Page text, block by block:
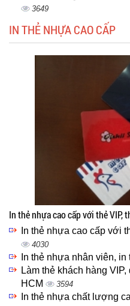
3649
IN THẺ NHỰA CAO CẤP
In thẻ nhựa cao cấp với thẻ VIP,
In thẻ nhựa cao cấp với
4030
In thẻ nhựa nhân viên,
Làm thẻ khách hàng
HCM
3594
In thẻ nhựa chất lượng